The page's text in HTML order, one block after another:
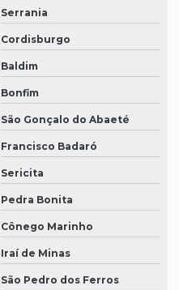
Serrania
Cordisburgo
Baldim
Bonfim
São Gonçalo do Abaeté
Francisco Badaró
Sericita
Pedra Bonita
Cônego Marinho
Iraí de Minas
São Pedro dos Ferros